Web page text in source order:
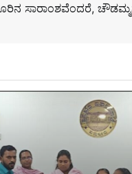
ಸಾರಾಂಶವೆಂದರೆ,